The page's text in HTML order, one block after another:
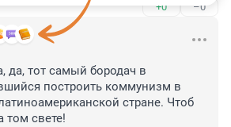
+0 –0
да, тот самый бородач в
построить коммунизм в
стране. Чтоб
том свете!